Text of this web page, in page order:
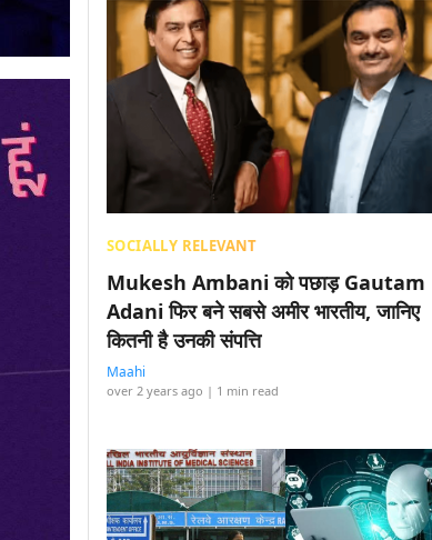
SOCIALLY RELEVANT
Mukesh Ambani को पछाड़ Gautam
Adani फिर बने सबसे अमीर भारतीय, जानिए
कितनी है उनकी संपत्ति
Maahi
over 2 years ago | 1 min read